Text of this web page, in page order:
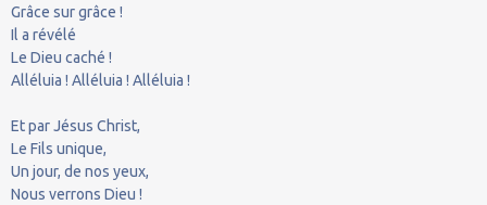
Grâce sur grâce !
Il a révélé
Le Dieu caché !
Alléluia ! Alléluia ! Alléluia !
Et par Jésus Christ,
Le Fils unique,
Un jour, de nos yeux,
Nous verrons Dieu !